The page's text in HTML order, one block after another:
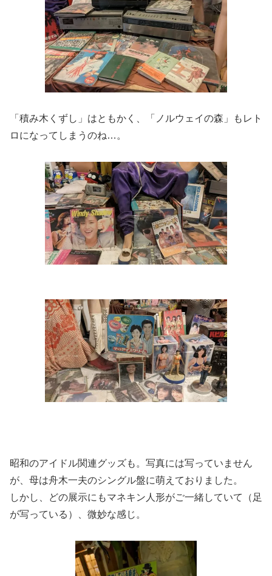
「積み木くずし」はともかく、「ノルウェイの森」もレト
ロになってしまうのね…。
昭和のアイドル関連グッズも。写真には写っていません
が、母は舟木一夫のシングル盤に萌えておりました。
しかし、どの展示にもマネキン人形がご一緒していて（足
が写っている）、微妙な感じ。